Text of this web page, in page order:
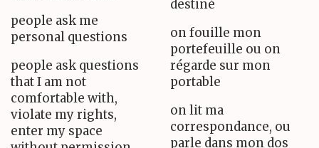
people ask me
personal questions
people ask questions
that I am not
comfortable with,
violate my rights,
enter my space
destiné
on fouille mon
portefeuille ou on
régarde sur mon
portable
on lit ma
correspondance, ou
parle dans mon dos